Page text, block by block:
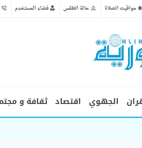
مواقيت الصلاة حالة الطقس فضاء المستخدم
الجهوي اقتصاد ثقافة و
اس